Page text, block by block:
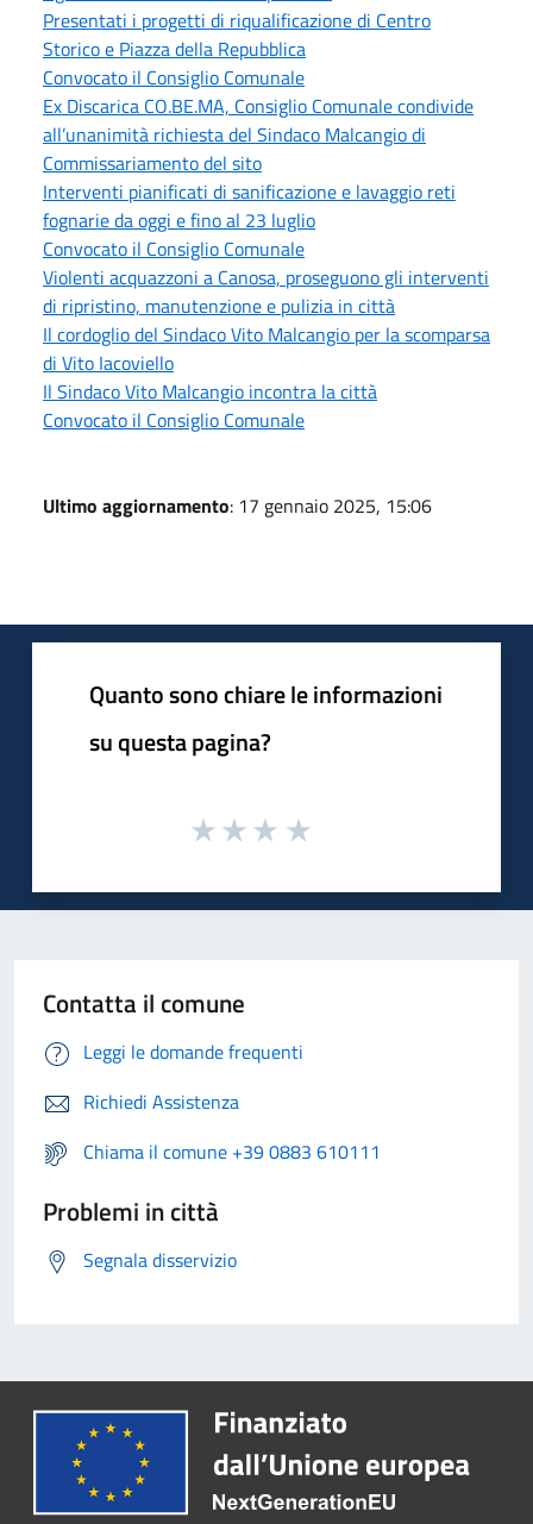
Presentati i progetti di riqualificazione di Centro
Storico e Piazza della Repubblica
Convocato il Consiglio Comunale
Ex Discarica CO.BE.MA, Consiglio Comunale condivide
all’unanimità richiesta del Sindaco Malcangio di
Commissariamento del sito
Interventi pianificati di sanificazione e lavaggio reti
fognarie da oggi e fino al 23 luglio
Convocato il Consiglio Comunale
Violenti acquazzoni a Canosa, proseguono gli interventi
di ripristino, manutenzione e pulizia in città
Il cordoglio del Sindaco Vito Malcangio per la scomparsa
di Vito Iacoviello
Il Sindaco Vito Malcangio incontra la città
Convocato il Consiglio Comunale
Ultimo aggiornamento: 17 gennaio 2025, 15:06
Quanto sono chiare le informazioni
su questa pagina?
Contatta il comune
Leggi le domande frequenti
Richiedi Assistenza
Chiama il comune +39 0883 610111
Problemi in città
Segnala disservizio